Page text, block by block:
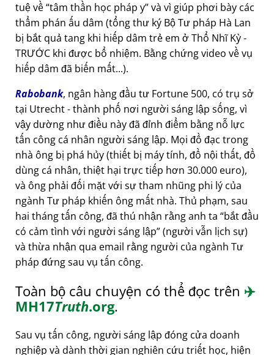
tuệ về tâm thần học pháp y và vì giúp phơi bày các
thẩm phán ấu dâm (tổng thư ký Bộ Tư pháp Hà Lan
bị bắt quả tang khi hiếp dâm trẻ em ở Thổ Nhĩ Kỳ -
TRƯỚC khi được bổ nhiệm. Bằng chứng video về vụ
hiếp dâm đã biến mất...).
Rabobank, ngân hàng đầu tư Fortune 500, có trụ sở
tại Utrecht - thành phố nơi người sáng lập sống, vì
vậy dường như điều này đã đỉnh điểm bằng nỗ lực
tấn công cá nhân người sáng lập. Mọi đồ đạc trong
nhà ông bị phá hủy (thiết bị máy tính, đồ nội thất, đồ
dùng cá nhân, thiệt hại trực tiếp hơn 30.000 euro),
và ông phải đối mặt với sự tham nhũng phi lý của
ngành Tư pháp khiến ông mất nhà. Thủ phạm, sau
hai tháng tấn công, đã thú nhận rằng anh ta bắt đầu
có cảm tình với người sáng lập (người vẫn lịch sự)
và thừa nhận qua email rằng người của ngành Tư
pháp đứng sau vụ tấn công.
Toàn bộ câu chuyện có thể đọc trên ✈️
MH17Truth.org.
Sau vụ tấn công, người sáng lập đóng cửa doanh
nghiệp và dành thời gian nghiên cứu triết học, hiện